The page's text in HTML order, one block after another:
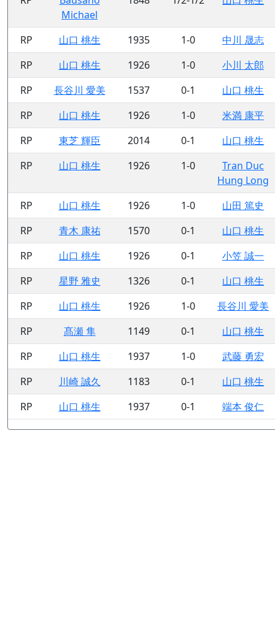
Michael
RP 山口 桃生 1935 1-0
中川 晟志
RP
山口 桃生 1926 1-0
小川 太郎
RP
長谷川 愛美 1537 0-1
山口 桃生
RP
山口 桃生 1926 1-0
米満 康平
RP
東芝 輝臣 2014 0-1
山口 桃生
RP
山口 桃生 1926 1-0
Tran Duc
Hung Long
RP
山口 桃生 1926 1-0
山田 篤史
RP
青木 康祐 1570 0-1
山口 桃生
RP
山口 桃生 1926 0-1
小笠 誠一
RP
星野 雅史 1326 0-1
山口 桃生
RP
山口 桃生 1926 1-0
長谷川 愛美
RP
髙瀬 隼 1149 0-1
山口 桃生
RP
山口 桃生 1937 1-0
武藤 勇宏
RP
川崎 誠久 1183 0-1
山口 桃生
RP
山口 桃生 1937 0-1 端本 俊仁